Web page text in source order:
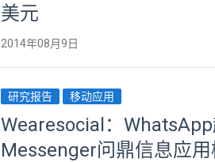
美元
2014年08月9日
研究报告 移动应用
Wearesocial：
Messenger问鼎信息应用